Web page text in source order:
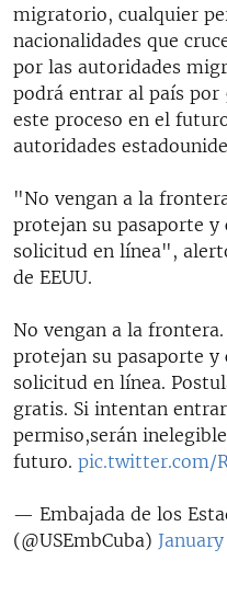
migratorio, cualquier
nacionalidades que
por las autoridades
podrá entrar al país por
este proceso en el
autoridades
"No vengan a la
protejan su pasaporte y
solicitud en línea",
de EEUU.
No vengan a la
protejan su pasaporte y
solicitud en línea.
gratis. Si intentan entrar
permiso,serán
futuro. pic.twitter.com/
— Embajada de los
(@USEmbCuba)